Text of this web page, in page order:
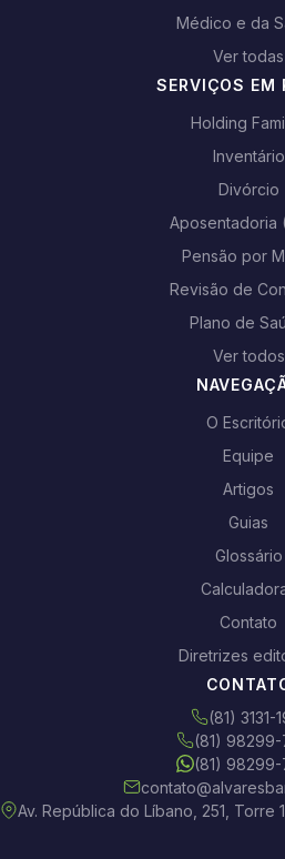
Médico e da
Ver todas
SERVIÇOS EM
Holding
Inventário
Divórcio
Aposentadoria
Pensão por
Revisão de
Plano de
Ver todos
O
Equipe
Artigos
Guias
Glossário
Contato
Diretrizes
(81) 3131-
(81)
(81)
Av. República do Líbano, 251, Torre